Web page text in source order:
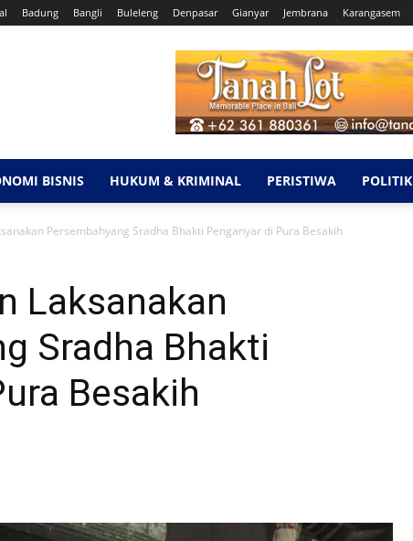
Badung Bangli Buleleng Denpasar Gianyar Jembrana Karangasem
BISNIS HUKUM & KRIMINAL PERISTIWA POLITIK
Persembahyang Sradha Bhakti Penganyar di Pura Besakih
Laksanakan
Sradha Bhakti
Besakih